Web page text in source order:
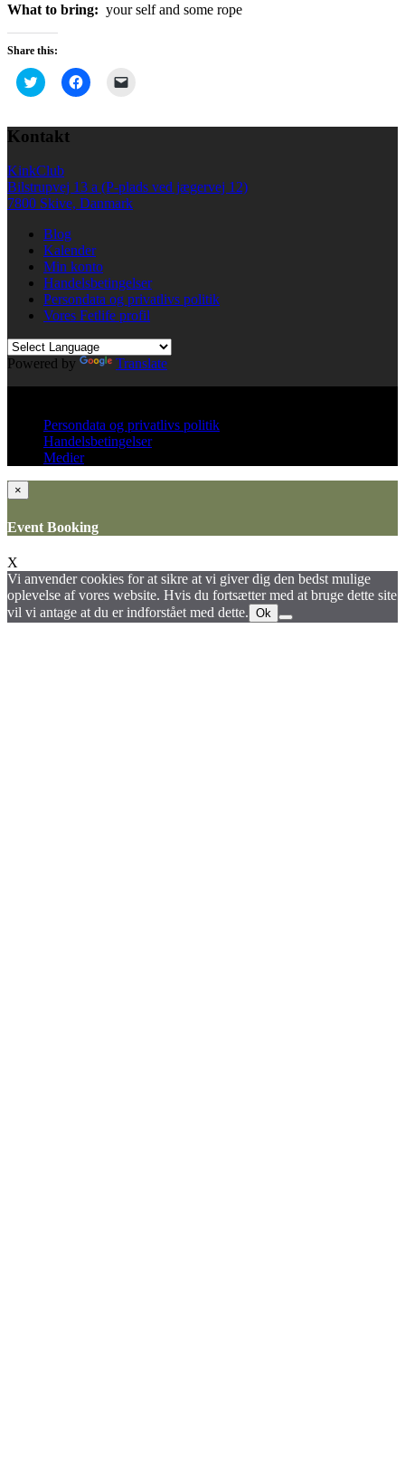
What to bring: your self and some rope
Share this:
Click
to
Twitter
(Opens
new
window)
Click
to
Facebooklink
in
new
window)
Kontakt
KinkClub
Bilstrupvej 13 a (P-plads ved jægervej 12)
7800 Skive, Danmark
Blog
Kalender
Min konto
Handelsbetingelser
Persondata og privatlivs politik
Vores Fetlife profil
Powered by
Translate
Persondata og privatlivs politik
Handelsbetingelser
Medier
×
Event Booking
X
Vi anvender cookies for at sikre at vi giver dig den bedst mulige
oplevelse af vores website. Hvis du fortsætter med at bruge dette site
vil vi antage at du er indforstået med dette. Ok